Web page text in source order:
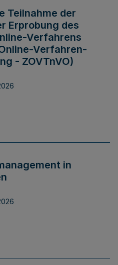
Teilnahme der
Erprobung des
Verfahrens
Verfahren-
- ZOVTnVO)
in